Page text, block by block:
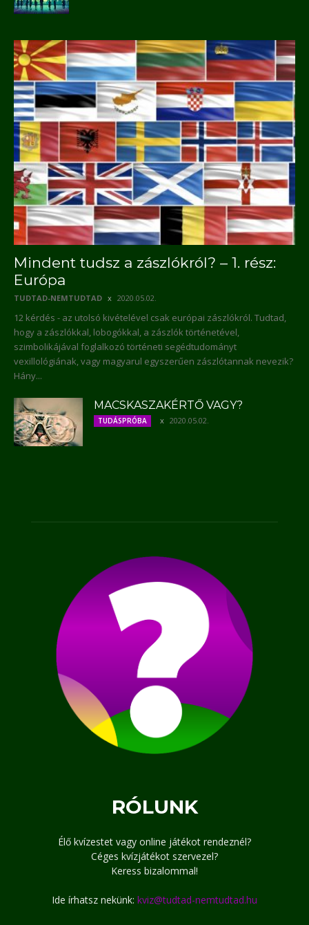
Mindent tudsz a zászlókról? – 1. rész:
Európa
TUDTAD-NEMTUDTAD 2020.05.02.
12 kérdés - az utolsó kivételével csak európai zászlókról. Tudtad,
hogy a zászlókkal, lobogókkal, a zászlók történetével,
szimbolikájával foglalkozó történeti segédtudományt
vexillológiának, vagy magyarul egyszerűen zászlótannak nevezik?
Hány...
MACSKASZAKÉRTŐ VAGY?
TUDÁSPRÓBA 2020.05.02.
RÓLUNK
Élő kvízestet vagy online játékot rendeznél?
Céges kvízjátékot szervezel?
Keress bizalommal!
Ide írhatsz nekünk: kviz@tudtad-nemtudtad.hu